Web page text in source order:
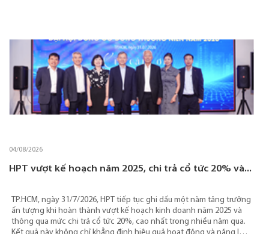
04/08/2026
HPT vượt kế hoạch năm 2025, chi trả cổ tức 20% và...
TP.HCM, ngày 31/7/2026, HPT tiếp tục ghi dấu một năm tăng trưởng
ấn tượng khi hoàn thành vượt kế hoạch kinh doanh năm 2025 và
thông qua mức chi trả cổ tức 20%, cao nhất trong nhiều năm qua.